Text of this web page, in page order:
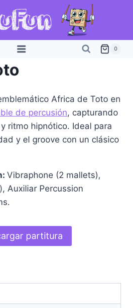
0
Africa de Toto en
de percusión, capturando
ritmo hipnótico. Ideal para
y el groove con un clásico
Vibraphone (2 mallets),
Auxiliar Percussion
partitura